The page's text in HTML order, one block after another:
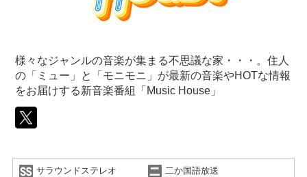
様々なジャンルの音楽が集まる不思議な家・・・。住人
の「ミュー」と「モニモニ」が最新の音楽やHOTな情報
をお届けする新音楽番組「Music House」
サラウンドステレオ
二か国語放送